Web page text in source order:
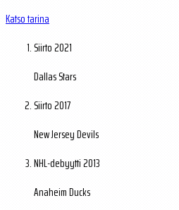
Katso tarina
Siirto2021
Dallas Stars
Siirto2017
New Jersey Devils
NHL-debyytti2013
Anaheim Ducks